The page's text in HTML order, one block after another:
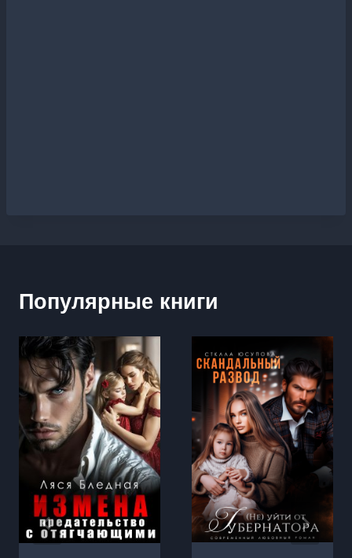
Популярные книги